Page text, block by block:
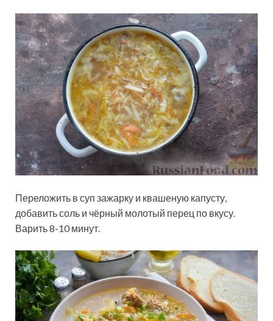
Переложить в суп зажарку и квашеную капусту,
добавить соль и чёрный молотый перец по вкусу.
Варить 8-10 минут.